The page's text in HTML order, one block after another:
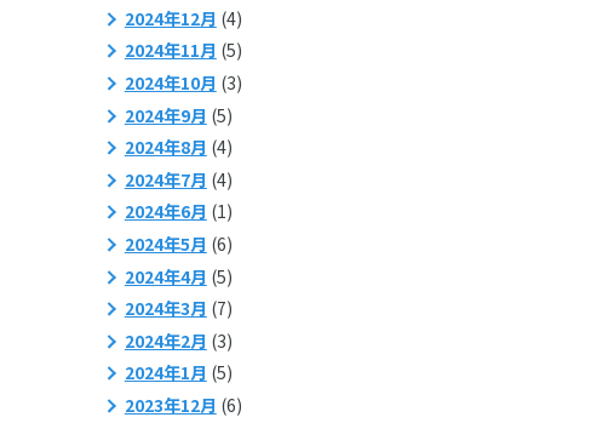
2024年12月 (4)
2024年11月 (5)
2024年10月 (3)
2024年9月 (5)
2024年8月 (4)
2024年7月 (4)
2024年6月 (1)
2024年5月 (6)
2024年4月 (5)
2024年3月 (7)
2024年2月 (3)
2024年1月 (5)
2023年12月 (6)